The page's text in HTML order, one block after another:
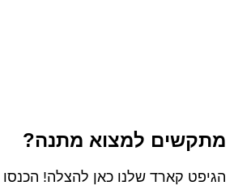
מתקשים למצוא מתנה?
הגיפט קארד שלנו כאן להצלה!